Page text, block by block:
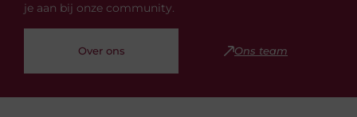
je aan bij onze community.
Over ons Ons team